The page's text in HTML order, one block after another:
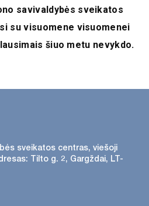
savivaldybės sveikatos
su visuomene visuomenei
šiuo metu nevykdo.
sveikatos centras, viešoji
Tilto g. 2, Gargždai, LT-